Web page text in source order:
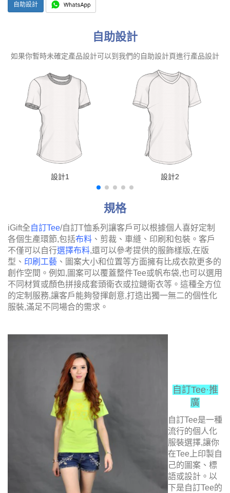
自助設計
自助設計
如果你暫時未確定產品設計可以到我們的自助設計頁進行產品設計
設計1 設計2
規格
iGift全自訂Tee/自訂T恤系列讓客戶可以根據個人喜好定制
各個生產環節,包括布料 、剪裁、車縫、印刷和包裝。客戶
不僅可以自行選擇布料,還可以參考提供的服飾樣版,在版
型、 印刷工藝 、圖案大小和位置等方面擁有比成衣款更多的
創作空間。例如,圖案可以覆蓋整件Tee或帆布袋,也可以選用
不同材質或顏色拼接成套頭衛衣或拉鏈衛衣等。這種全方位
的定制服務,讓客戶能夠發揮創意,打造出獨一無二的個性化
服裝,滿足不同場合的需求。
自訂Tee·推
廣
自訂Tee是一種
流行的個人化
服裝選擇,讓你
在Tee上印製自
己的圖案、標
語或設計。以
下是自訂Tee的